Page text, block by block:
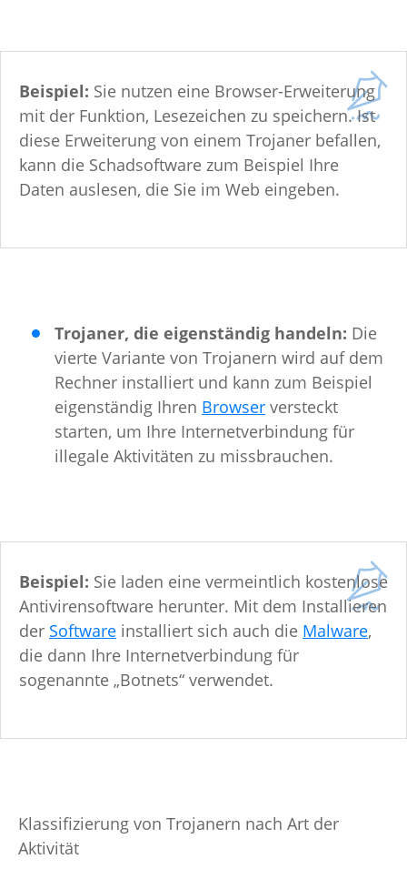
Beispiel: Sie nutzen eine Browser-Erweiterung
mit der Funktion, Lesezeichen zu speichern. Ist
diese Erweiterung von einem Trojaner befallen,
kann die Schadsoftware zum Beispiel Ihre
Daten auslesen, die Sie im Web eingeben.
Trojaner, die eigenständig handeln: Die
vierte Variante von Trojanern wird auf dem
Rechner installiert und kann zum Beispiel
eigenständig Ihren Browser versteckt
starten, um Ihre Internetverbindung für
illegale Aktivitäten zu missbrauchen.
Beispiel: Sie laden eine vermeintlich kostenlose
Antivirensoftware herunter. Mit dem Installieren
der Software installiert sich auch die Malware,
die dann Ihre Internetverbindung für
sogenannte „Botnets“ verwendet.
Klassifizierung von Trojanern nach Art der
Aktivität